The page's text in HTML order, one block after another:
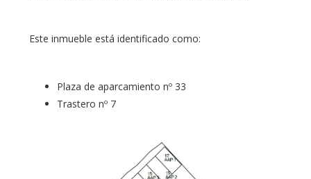
Este inmueble está identificado como:
Plaza de aparcamiento nº 33
Trastero nº 7